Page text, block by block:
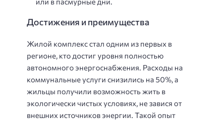
Достижения и преимущества
Жилой комплекс стал одним из первых в
регионе, кто достиг уровня полностью
автономного энергоснабжения. Расходы на
коммунальные услуги снизились на 50%, а
жильцы получили возможность жить в
экологически чистых условиях, не завися от
внешних источников энергии. Такой опыт